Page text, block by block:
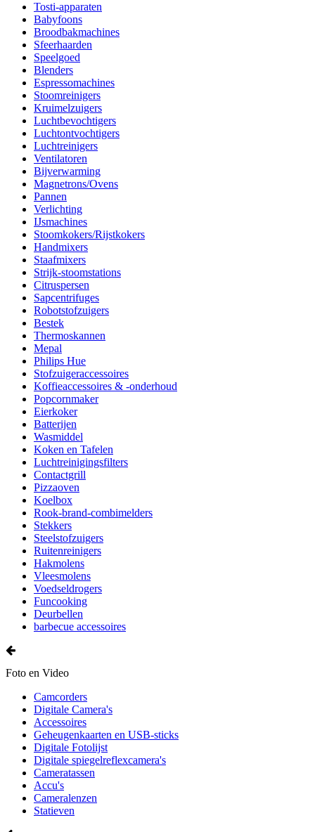
Tosti-apparaten
Babyfoons
Broodbakmachines
Sfeerhaarden
Speelgoed
Blenders
Espressomachines
Stoomreinigers
Kruimelzuigers
Luchtbevochtigers
Luchtontvochtigers
Luchtreinigers
Ventilatoren
Bijverwarming
Magnetrons/Ovens
Pannen
Verlichting
IJsmachines
Stoomkokers/Rijstkokers
Handmixers
Staafmixers
Strijk-stoomstations
Citruspersen
Sapcentrifuges
Robotstofzuigers
Bestek
Thermoskannen
Mepal
Philips Hue
Stofzuigeraccessoires
Koffieaccessoires & -onderhoud
Popcornmaker
Eierkoker
Batterijen
Wasmiddel
Koken en Tafelen
Luchtreinigingsfilters
Contactgrill
Pizzaoven
Koelbox
Rook-brand-combimelders
Stekkers
Steelstofzuigers
Ruitenreinigers
Hakmolens
Vleesmolens
Voedseldrogers
Funcooking
Deurbellen
barbecue accessoires
Foto en Video
Camcorders
Digitale Camera's
Accessoires
Geheugenkaarten en USB-sticks
Digitale Fotolijst
Digitale spiegelreflexcamera's
Cameratassen
Accu's
Cameralenzen
Statieven